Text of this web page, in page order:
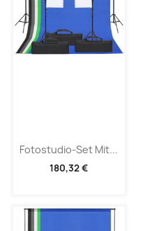
Fotostudio-Set Mit...
180,32 €